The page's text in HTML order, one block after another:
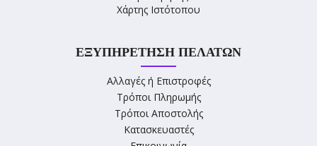
Χάρτης Ιστότοπου
ΕΞΥΠΗΡΈΤΗΣΗ ΠΕΛΑΤΏΝ
Αλλαγές ή Επιστροφές
Τρόποι Πληρωμής
Τρόποι Αποστολής
Κατασκευαστές